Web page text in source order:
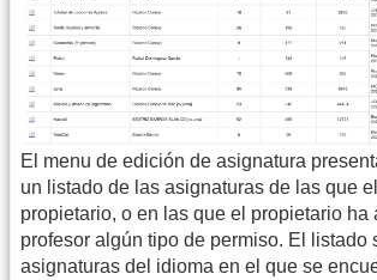
El menu de edición de asignatura
un listado de las asignaturas de las que
propietario, o en las que el propietario ha
profesor algún tipo de permiso. El listado
asignaturas del idioma en el que se